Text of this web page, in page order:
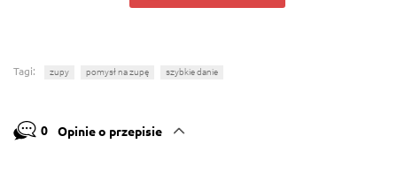
Tagi: zupy pomysł na zupę szybkie danie
0 Opinie o przepisie